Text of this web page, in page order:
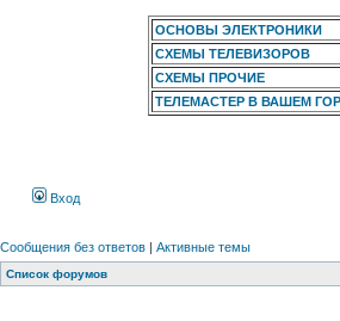
ОСНОВЫ ЭЛЕКТРОНИКИ
СХЕМЫ ТЕЛЕВИЗОРОВ
СХЕМЫ ПРОЧИЕ
ТЕЛЕМАСТЕР В ВАШЕМ
Вход
Сообщения без ответов | Активные темы
Список форумов